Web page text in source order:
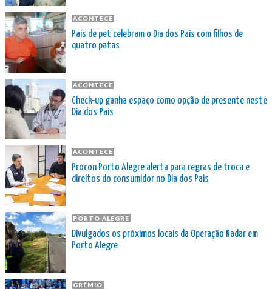
ACONTECE
Pais de pet celebram o Dia dos Pais com filhos de
quatro patas
ACONTECE
Check-up ganha espaço como opção de presente neste
Dia dos Pais
ACONTECE
Procon Porto Alegre alerta para regras de troca e
direitos do consumidor no Dia dos Pais
PORTO ALEGRE
Divulgados os próximos locais da Operação Radar em
Porto Alegre
GRÊMIO